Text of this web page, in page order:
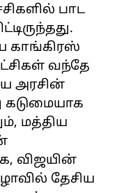
பாட
காங்கிரஸ்
வந்தே
அரசின்
மத்திய
விஜயின்
தேசிய